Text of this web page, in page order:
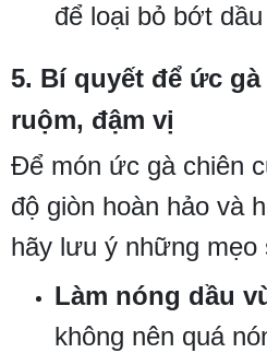
để loại bỏ bớt
5. Bí quyết để ức
ruộm, đậm vị
Để món ức gà chiên
độ giòn hoàn hảo và
hãy lưu ý những mẹo
Làm nóng dầu
không nên quá